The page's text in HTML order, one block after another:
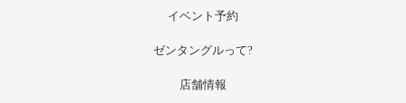
イベント予約
ゼンタングルって?
店舗情報